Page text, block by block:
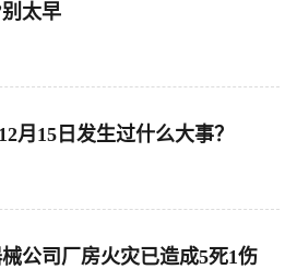
太早
月15日发生过什么大事？
公司厂房火灾已造成5死1伤